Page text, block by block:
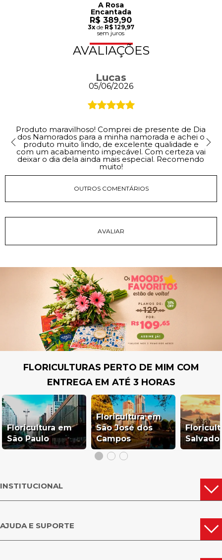
A Rosa
Encantada
R$ 389,90
3xde R$ 129,97
sem juros
AVALIAÇÕES
Lucas
05/06/2026
Produto maravilhoso! Comprei de presente de Dia
dos Namorados para a minha namorada e achei o
produto muito lindo, de excelente qualidade e
com um acabamento impecável. Com certeza vai
deixar o dia dela ainda mais especial. Recomendo
muito!
OUTROS COMENTÁRIOS
FLORICULTURAS PERTO DE MIM COM
ENTREGA EM ATÉ 3 HORAS
Floricultura em
São Paulo
Floricultura em
São José dos
Campos
INSTITUCIONAL
AJUDA E SUPORTE